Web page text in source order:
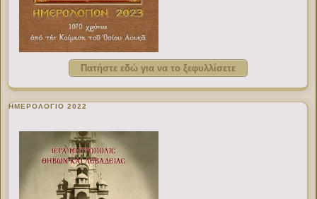
Πατήστε εδώ για να το ξεφυλλίσετε
ΗΜΕΡΟΛΟΓΙΟ 2022